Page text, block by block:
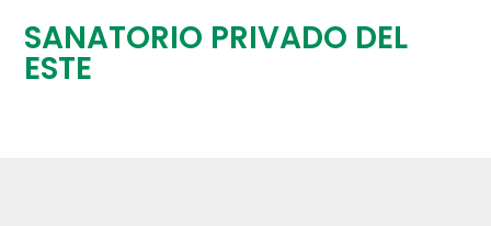
SANATORIO PRIVADO DEL
ESTE